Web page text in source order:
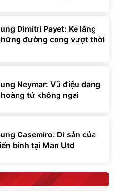
Dimitri Payet: Kẻ lãng
đường cong vượt thời
Neymar: Vũ điệu dang
tử không ngai
Casemiro: Di sản của
binh tại Man Utd